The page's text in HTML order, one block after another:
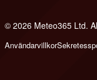
© 2026 Meteo365 Ltd.
Användarvillkor